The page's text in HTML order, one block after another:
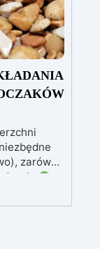
zarówno
bez